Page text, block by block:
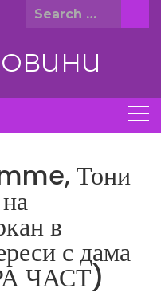
Search
Тони
в
с дама
ЧАСТ)